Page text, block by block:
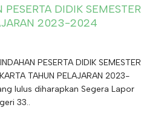
DIDIK SEMESTER
2023-2024
PESERTA DIDIK SEMESTER
TAHUN PELAJARAN 2023-
lulus diharapkan Segera Lapor
33..